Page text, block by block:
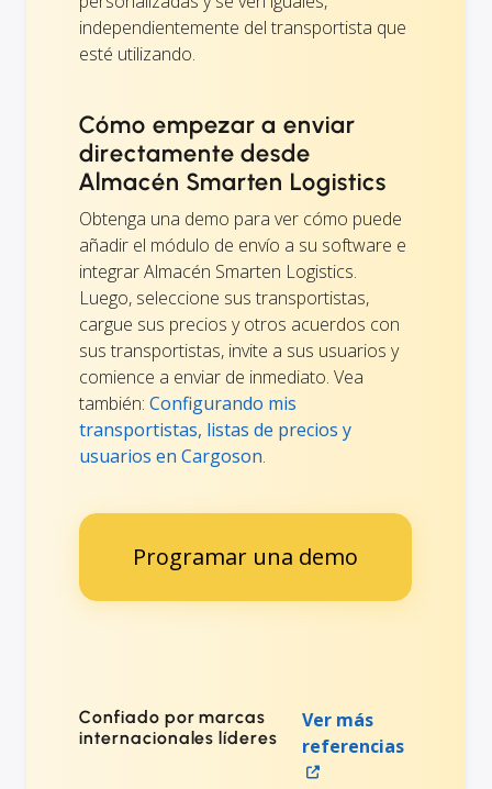
independientemente del transportista que
esté utilizando.
Cómo empezar a enviar
directamente desde
Almacén Smarten Logistics
Obtenga una demo para ver cómo puede
añadir el módulo de envío a su software e
integrar Almacén Smarten Logistics.
Luego, seleccione sus transportistas,
cargue sus precios y otros acuerdos con
sus transportistas, invite a sus usuarios y
comience a enviar de inmediato. Vea
también: Configurando mis
transportistas, listas de precios y
usuarios en Cargoson.
Programar una demo
Confiado por marcas
internacionales líderes
Ver más
referencias